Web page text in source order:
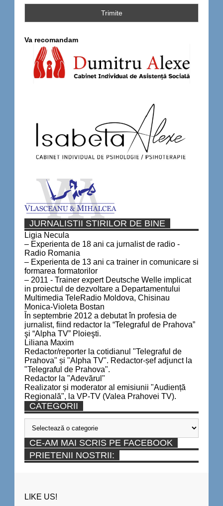
Va recomandam
JURNALISTII STIRILOR DE BINE
Ligia Necula
– Experienta de 18 ani ca jurnalist de radio -
Radio Romania
– Experienta de 13 ani ca trainer in comunicare si
formarea formatorilor
– 2011 - Trainer expert Deutsche Welle implicat
in proiectul de dezvoltare a Departamentului
Multimedia TeleRadio Moldova, Chisinau
Monica-Violeta Bostan
În septembrie 2012 a debutat în profesia de
jurnalist, fiind redactor la “Telegraful de Prahova”
şi “Alpha TV” Ploieşti.
Liliana Maxim
Redactor/reporter la cotidianul "Telegraful de
Prahova" și "Alpha TV". Redactor-șef adjunct la
"Telegraful de Prahova".
Redactor la "Adevărul"
Realizator și moderator al emisiunii "Audiență
Regională", la VP-TV (Valea Prahovei TV).
CATEGORII
Categorii
CE-AM MAI SCRIS PE FACEBOOK
PRIETENII NOSTRII:
LIKE US!